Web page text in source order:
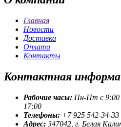
Главная
Новости
Доставка
Оплата
Контакты
Контактная
Рабочие часы: Пн-Пт с 9:00
17:00
Телефоны: +7 925 542-34-33
Адрес: 347042, г. Белая